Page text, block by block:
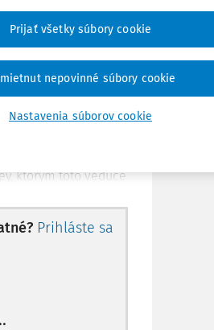
zásady v
nové smery
v
štátov Európskej
ktorým toto vedúce
konania, ich
ktorý sa v
Prihláste sa
Nastavenia súborov cookie
nepovinné súbory cookie
Prijať všetky súbory cookie